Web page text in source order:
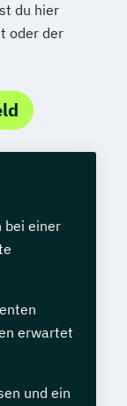
du hier
oder der
bei einer
erwartet
und ein